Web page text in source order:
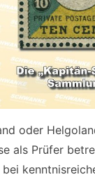
oder
als Prüfer